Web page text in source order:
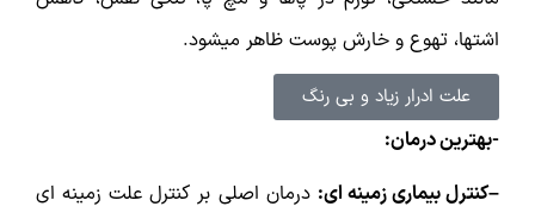
اشتها، تهوع و خارش پوست ظاهر میشود.
علت ادرار زیاد و بی رنگ
-بهترین درمان:
–کنترل بیماری زمینه ای: درمان اصلی بر کنترل علت زمینه ای